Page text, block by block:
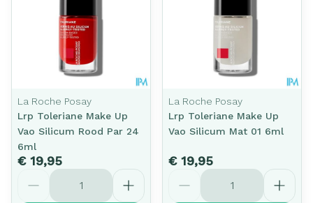
La Roche Posay
Lrp Toleriane Make Up
Vao Silicum Rood Par 24
6ml
€ 19,95
Aantal
La Roche Posay
Lrp Toleriane Make Up
Vao Silicum Mat 01 6ml
€ 19,95
Aantal